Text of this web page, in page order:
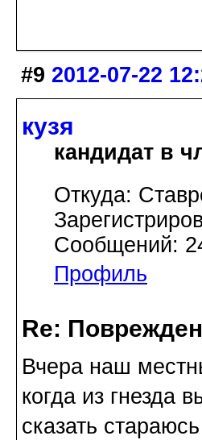
#9 2012-07-22
кузя
кандидат в
Откуда:
Сообщений:
Профиль
Re:
Вчера наш
когда из гнезда
сказать